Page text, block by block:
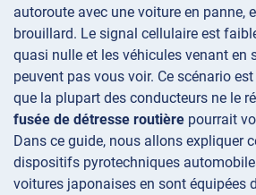
autoroute avec une voiture en panne,
brouillard. Le signal cellulaire est
quasi nulle et les véhicules venant en
peuvent pas vous voir. Ce scénario
que la plupart des conducteurs ne le
fusée de détresse routière pourrait
Dans ce guide, nous allons expliquer
dispositifs pyrotechniques
voitures japonaises en sont équipées